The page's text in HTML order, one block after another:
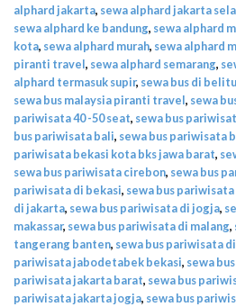
alphard jakarta, sewa alphard jakarta
sewa alphard ke bandung, sewa alphard
kota, sewa alphard murah, sewa alphard
piranti travel, sewa alphard semarang,
alphard termasuk supir, sewa bus di
sewa bus malaysia piranti travel, sewa
pariwisata 40 -50 seat, sewa bus
bus pariwisata bali, sewa bus pariwisata
pariwisata bekasi kota bks jawa barat,
sewa bus pariwisata cirebon, sewa bus
pariwisata di bekasi, sewa bus pariwisata
di jakarta, sewa bus pariwisata di jogja,
makassar, sewa bus pariwisata di malang,
tangerang banten, sewa bus pariwisata
pariwisata jabodetabek bekasi, sewa
pariwisata jakarta barat, sewa bus
pariwisata jakarta jogja, sewa bus